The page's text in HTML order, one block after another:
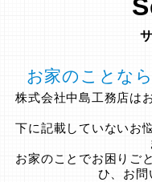
お家のことな
株式会社中島工務店は
下に記載していないお
お家のことでお困りご
ひ、お問